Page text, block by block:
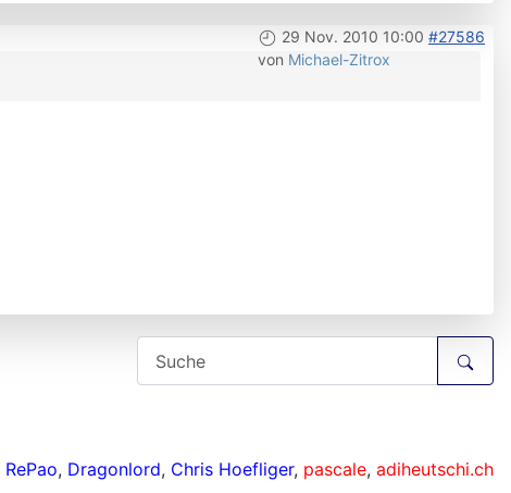
29 Nov. 2010 10:00 #27586
von Michael-Zitrox
RePao, Dragonlord, Chris Hoefliger, pascale, adiheutschi.ch